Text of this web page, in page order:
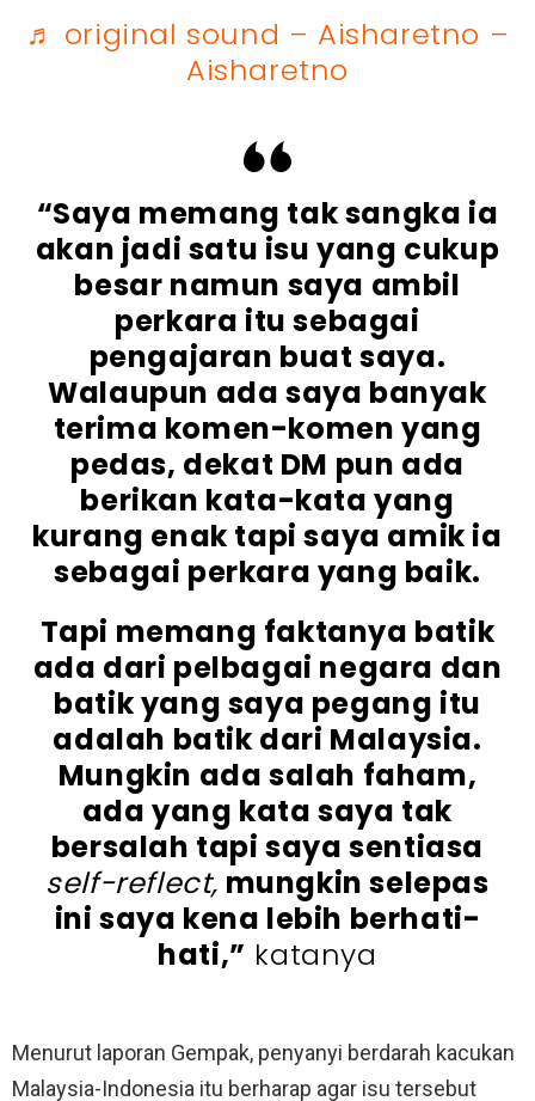
♬ original sound – Aisharetno –
Aisharetno
“Saya memang tak sangka ia
akan jadi satu isu yang cukup
besar namun saya ambil
perkara itu sebagai
pengajaran buat saya.
Walaupun ada saya banyak
terima komen-komen yang
pedas, dekat DM pun ada
berikan kata-kata yang
kurang enak tapi saya amik ia
sebagai perkara yang baik.
Tapi memang faktanya batik
ada dari pelbagai negara dan
batik yang saya pegang itu
adalah batik dari Malaysia.
Mungkin ada salah faham,
ada yang kata saya tak
bersalah tapi saya sentiasa
self-reflect, mungkin selepas
ini saya kena lebih berhati-
hati,” katanya
Menurut laporan Gempak, penyanyi berdarah kacukan
Malaysia-Indonesia itu berharap agar isu tersebut